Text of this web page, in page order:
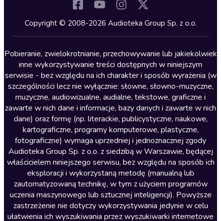
Kryminały
Lektury szkolne
Literatura anglojęzyczna
Literatura faktu
Literatura obyczajowa
Literatura piękna obca
Literatura piękna polska
Nagrania relaksacyjne
Nauka języków
Nauki humanistyczne
Podcasty i audycje
Polityka
Copyright © 2008-2026 Audioteka Group Sp. z o.o.
Pobieranie, zwielokrotnianie, przechowywanie lub jakiekolwiek
inne wykorzystywanie treści dostępnych w niniejszym
serwisie - bez względu na ich charakter i sposób wyrażenia (w
szczególności lecz nie wyłącznie: słowne, słowno-muzyczne,
muzyczne, audiowizualne, audialne, tekstowe, graficzne i
zawarte w nich dane i informacje, bazy danych i zawarte w nich
dane) oraz formę (np. literackie, publicystyczne, naukowe,
kartograficzne, programy komputerowe, plastyczne,
fotograficzne) wymaga uprzedniej i jednoznacznej zgody
Audioteka Group Sp. z o.o. z siedzibą w Warszawie, będącej
właścicielem niniejszego serwisu, bez względu na sposób ich
eksploracji i wykorzystaną metodę (manualną lub
zautomatyzowaną technikę, w tym z użyciem programów
uczenia maszynowego lub sztucznej inteligencji). Powyższe
zastrzeżenie nie dotyczy wykorzystywania jedynie w celu
ułatwienia ich wyszukiwania przez wyszukiwarki internetowe